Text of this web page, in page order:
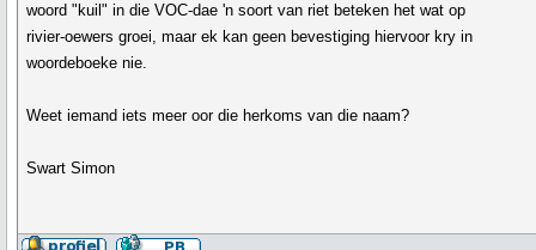
woord "kuil" in die VOC-dae 'n soort van riet beteken het wat op
rivier-oewers groei, maar ek kan geen bevestiging hiervoor kry in
woordeboeke nie.
Weet iemand iets meer oor die herkoms van die naam?
Swart Simon